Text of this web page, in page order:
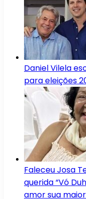
Daniel Vilela
para eleições
Faleceu Josa
querida “Vó
amor sua